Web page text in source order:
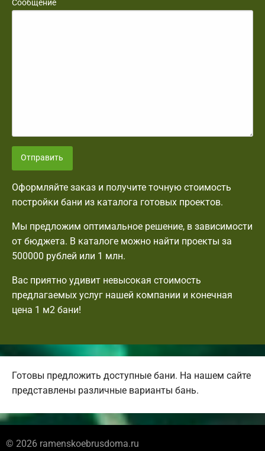
Сообщение
Отправить
Оформляйте заказ и получите точную стоимость
постройки бани из каталога готовых проектов.
Мы предложим оптимальное решение, в зависимости
от бюджета. В каталоге можно найти проекты за
500000 рублей или 1 млн.
Вас приятно удивит невысокая стоимость
предлагаемых услуг нашей компании и конечная
цена 1 м2 бани!
Готовы предложить доступные бани. На нашем сайте
представлены различные варианты бань.
© 2026 ramenskoebrusdoma.ru